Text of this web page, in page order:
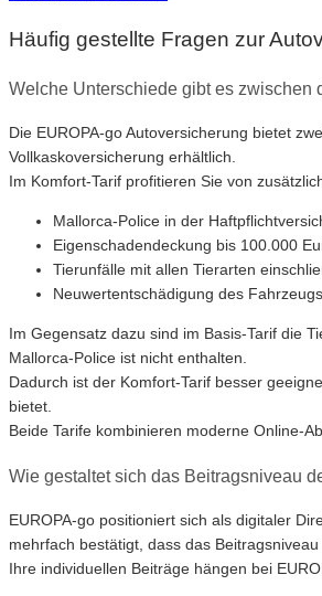
Häufig gestellte Fragen zur
Welche Unterschiede gibt es zwischen
Die EUROPA-go Autoversicherung bietet
Vollkaskoversicherung erhältlich.
Im Komfort-Tarif profitieren Sie von
Mallorca-Police in der
Eigenschadendeckung bis 100.000
Tierunfälle mit allen Tierarten
Neuwertentschädigung des
Im Gegensatz dazu sind im Basis-Tarif die
Mallorca-Police ist nicht enthalten.
Dadurch ist der Komfort-Tarif besser
bietet.
Beide Tarife kombinieren moderne Online-
Wie gestaltet sich das Beitragsniveau
EUROPA-go positioniert sich als digitaler
mehrfach bestätigt, dass das
Ihre individuellen Beiträge hängen bei